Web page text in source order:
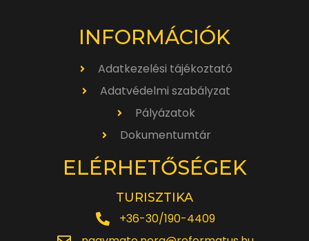
INFORMÁCIÓK
Adatkezelési tájékoztató
Adatvédelmi szabályzat
Pályázatok
Dokumentumtár
ELÉRHETŐSÉGEK
TURISZTIKA
+36-30/190-4409